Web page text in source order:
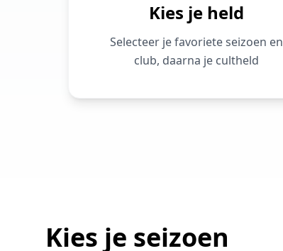
Kies je held
Selecteer je favoriete seizoen en
club, daarna je cultheld
Kies je seizoen